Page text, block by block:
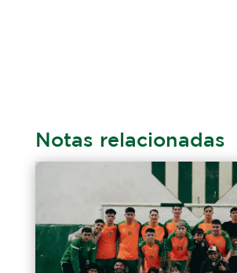
Notas relacionadas